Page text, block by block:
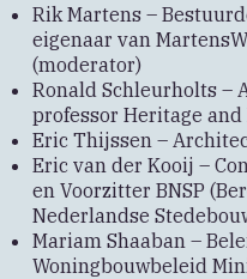
Rik Martens –
eigenaar van
(moderator)
Ronald Schleurholts –
professor Heritage
Eric Thijssen –
Eric van der Kooij –
en Voorzitter BNSP
Nederlandse
Mariam Shaaban – B
Woningbouwbeleid